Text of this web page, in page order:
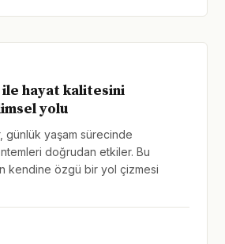
ile hayat kalitesini
yolu
günlük yaşam sürecinde
doğrudan etkiler. Bu
kendine özgü bir yol çizmesi